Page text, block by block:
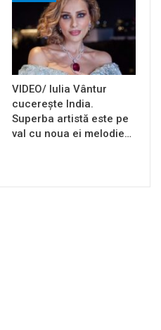
VIDEO/ Iulia Vântur
cucerește India.
Superba artistă este pe
val cu noua ei melodie…